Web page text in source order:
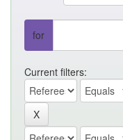
for
Current filters: